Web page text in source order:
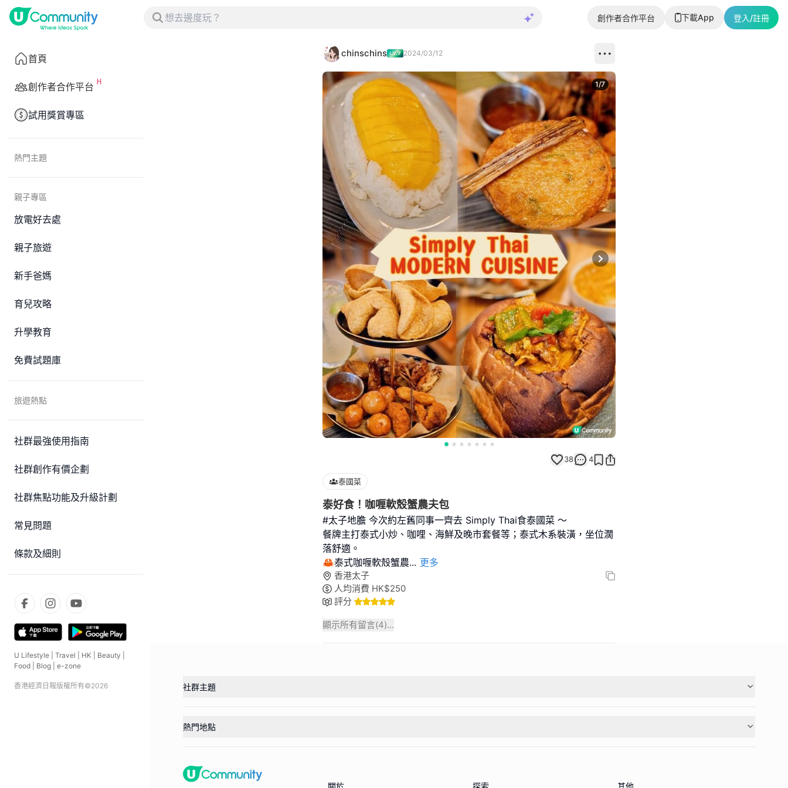
創作者合作平台 下載App 登入/註冊
首頁
創作者合作平台
試用獎賞專區
熱門主題
親子專區
放電好去處
親子旅遊
新手爸媽
育兒攻略
升學教育
免費試題庫
旅遊熱點
社群最強使用指南
社群創作有價企劃
社群焦點功能及升級計劃
常見問題
條款及細則
U Lifestyle Travel HK Beauty
Food
Blog e-zone
香港經濟日報版權所有©2026
chinschins 2024/03/12
Next slide
1/7
38 4
泰國菜
泰好食！咖喱軟殼蟹農夫包
#太子地膽 今次約左舊同事一齊去 Simply Thai食泰國菜 ～
餐牌主打泰式小炒、咖哩、海鮮及晚市套餐等；泰式木系裝潢，坐位濶
落舒適。
🦀泰式咖喱軟殼蟹農... 更多
香港太子
人均消費 HK$250
評分
顯示所有留言(4)...
社群主題
熱門地點
關於 探索 其他